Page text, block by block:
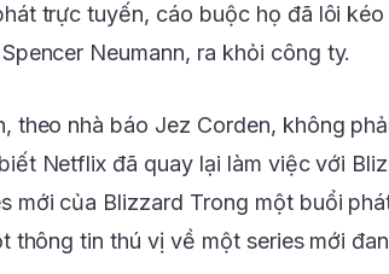
trực tuyến, cáo buộc họ đã lôi
Neumann, ra khỏi công ty.
theo nhà báo Jez Corden, không
Netflix đã quay lại làm việc với
mới của Blizzard Trong một buổi
thông tin thú vị về một series mới